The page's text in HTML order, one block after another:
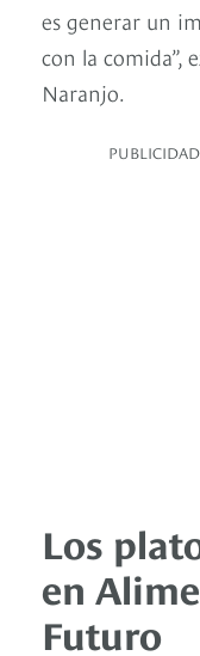
es generar un
con la comida”,
Naranjo.
PUBLICIDAD
Los
en
Futuro